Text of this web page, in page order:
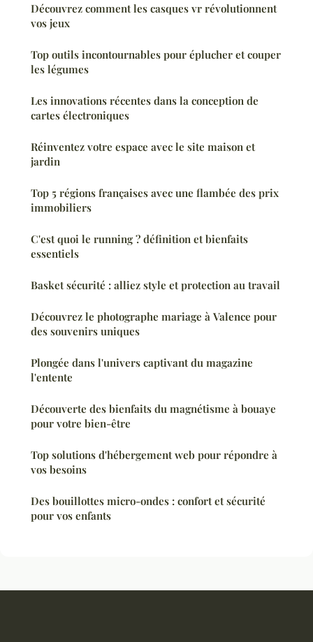
Découvrez comment les casques vr révolutionnent
vos jeux
Top outils incontournables pour éplucher et couper
les légumes
Les innovations récentes dans la conception de
cartes électroniques
Réinventez votre espace avec le site maison et
jardin
Top 5 régions françaises avec une flambée des prix
immobiliers
C'est quoi le running ? définition et bienfaits
essentiels
Basket sécurité : alliez style et protection au travail
Découvrez le photographe mariage à Valence pour
des souvenirs uniques
Plongée dans l'univers captivant du magazine
l'entente
Découverte des bienfaits du magnétisme à bouaye
pour votre bien-être
Top solutions d'hébergement web pour répondre à
vos besoins
Des bouillottes micro-ondes : confort et sécurité
pour vos enfants